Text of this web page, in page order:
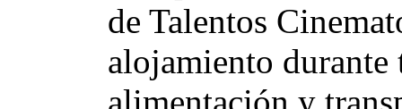
de Talentos
alojamiento durante